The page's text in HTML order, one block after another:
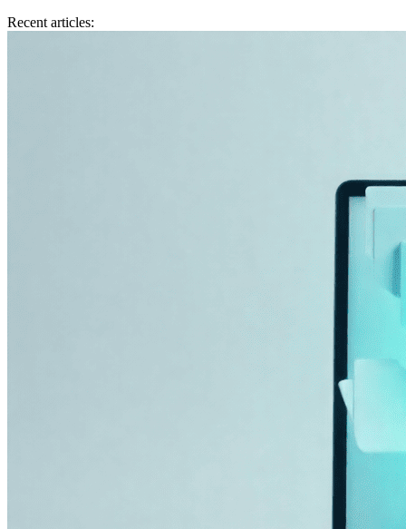
Recent articles: